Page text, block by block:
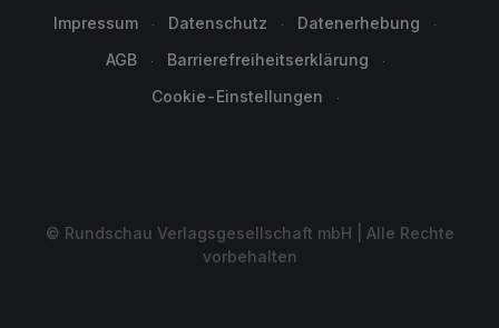
Impressum Datenschutz
Datenerhebung
AGB
Barrierefreiheitserklärung
Cookie-Einstellungen
© Rundschau Verlagsgesellschaft mbH | Alle Rechte
vorbehalten